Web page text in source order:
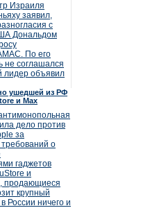
Израиля
заявил,
с
Дональдом
По его
не соглашался
лидер объявил
ушедшей из РФ
и Max
дело против
за
о
гаджетов
и
продающиеся
крупный
России ничего и